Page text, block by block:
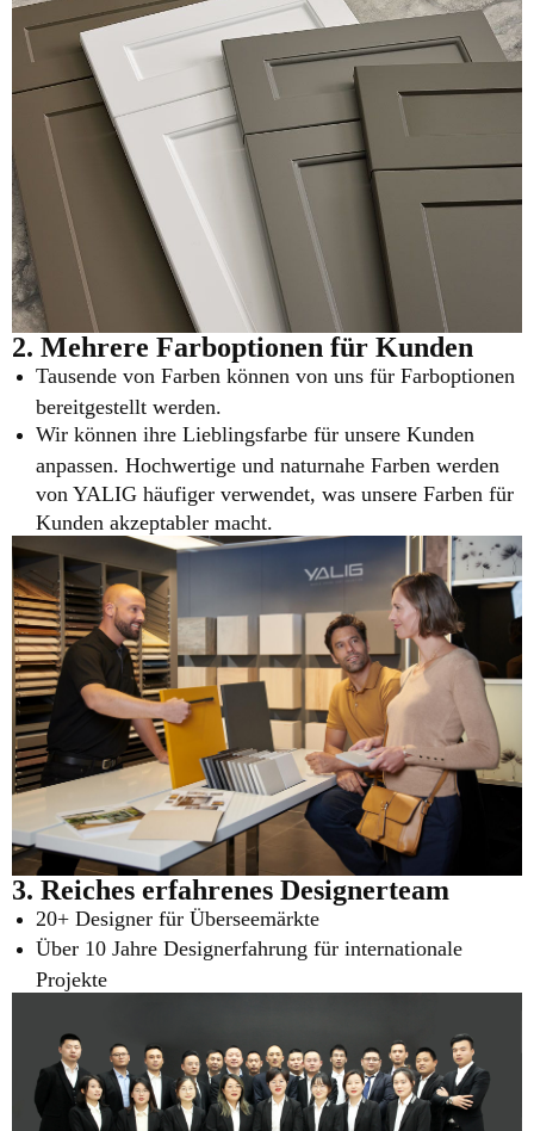
2. Mehrere Farboptionen für Kunden
Tausende von Farben können von uns für Farboptionen
bereitgestellt werden.
Wir können ihre Lieblingsfarbe für unsere Kunden
anpassen. Hochwertige und naturnahe Farben werden
von YALIG häufiger verwendet, was unsere Farben für
Kunden akzeptabler macht.
3. Reiches erfahrenes Designerteam
20+ Designer für Überseemärkte
Über 10 Jahre Designerfahrung für internationale
Projekte